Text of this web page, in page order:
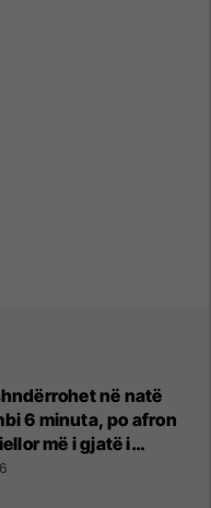
në natë
6 minuta, po afron
më i gjatë i
21-të